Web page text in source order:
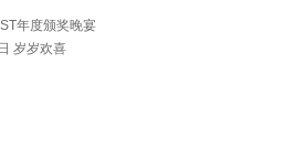
年度颁奖晚宴
岁岁欢喜